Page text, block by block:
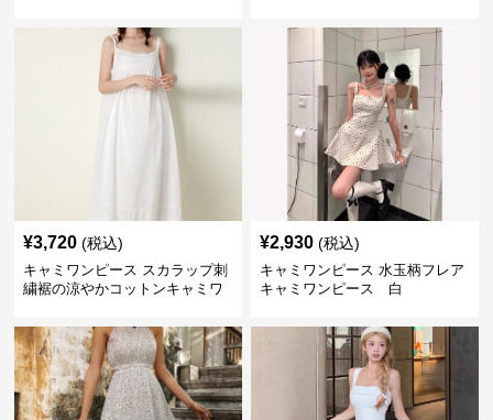
¥3,720 (税込)
キャミワンピース スカラップ刺
繍裾の涼やかコットンキャミワ
¥2,930 (税込)
キャミワンピース 水玉柄フレア
キャミワンピース 白